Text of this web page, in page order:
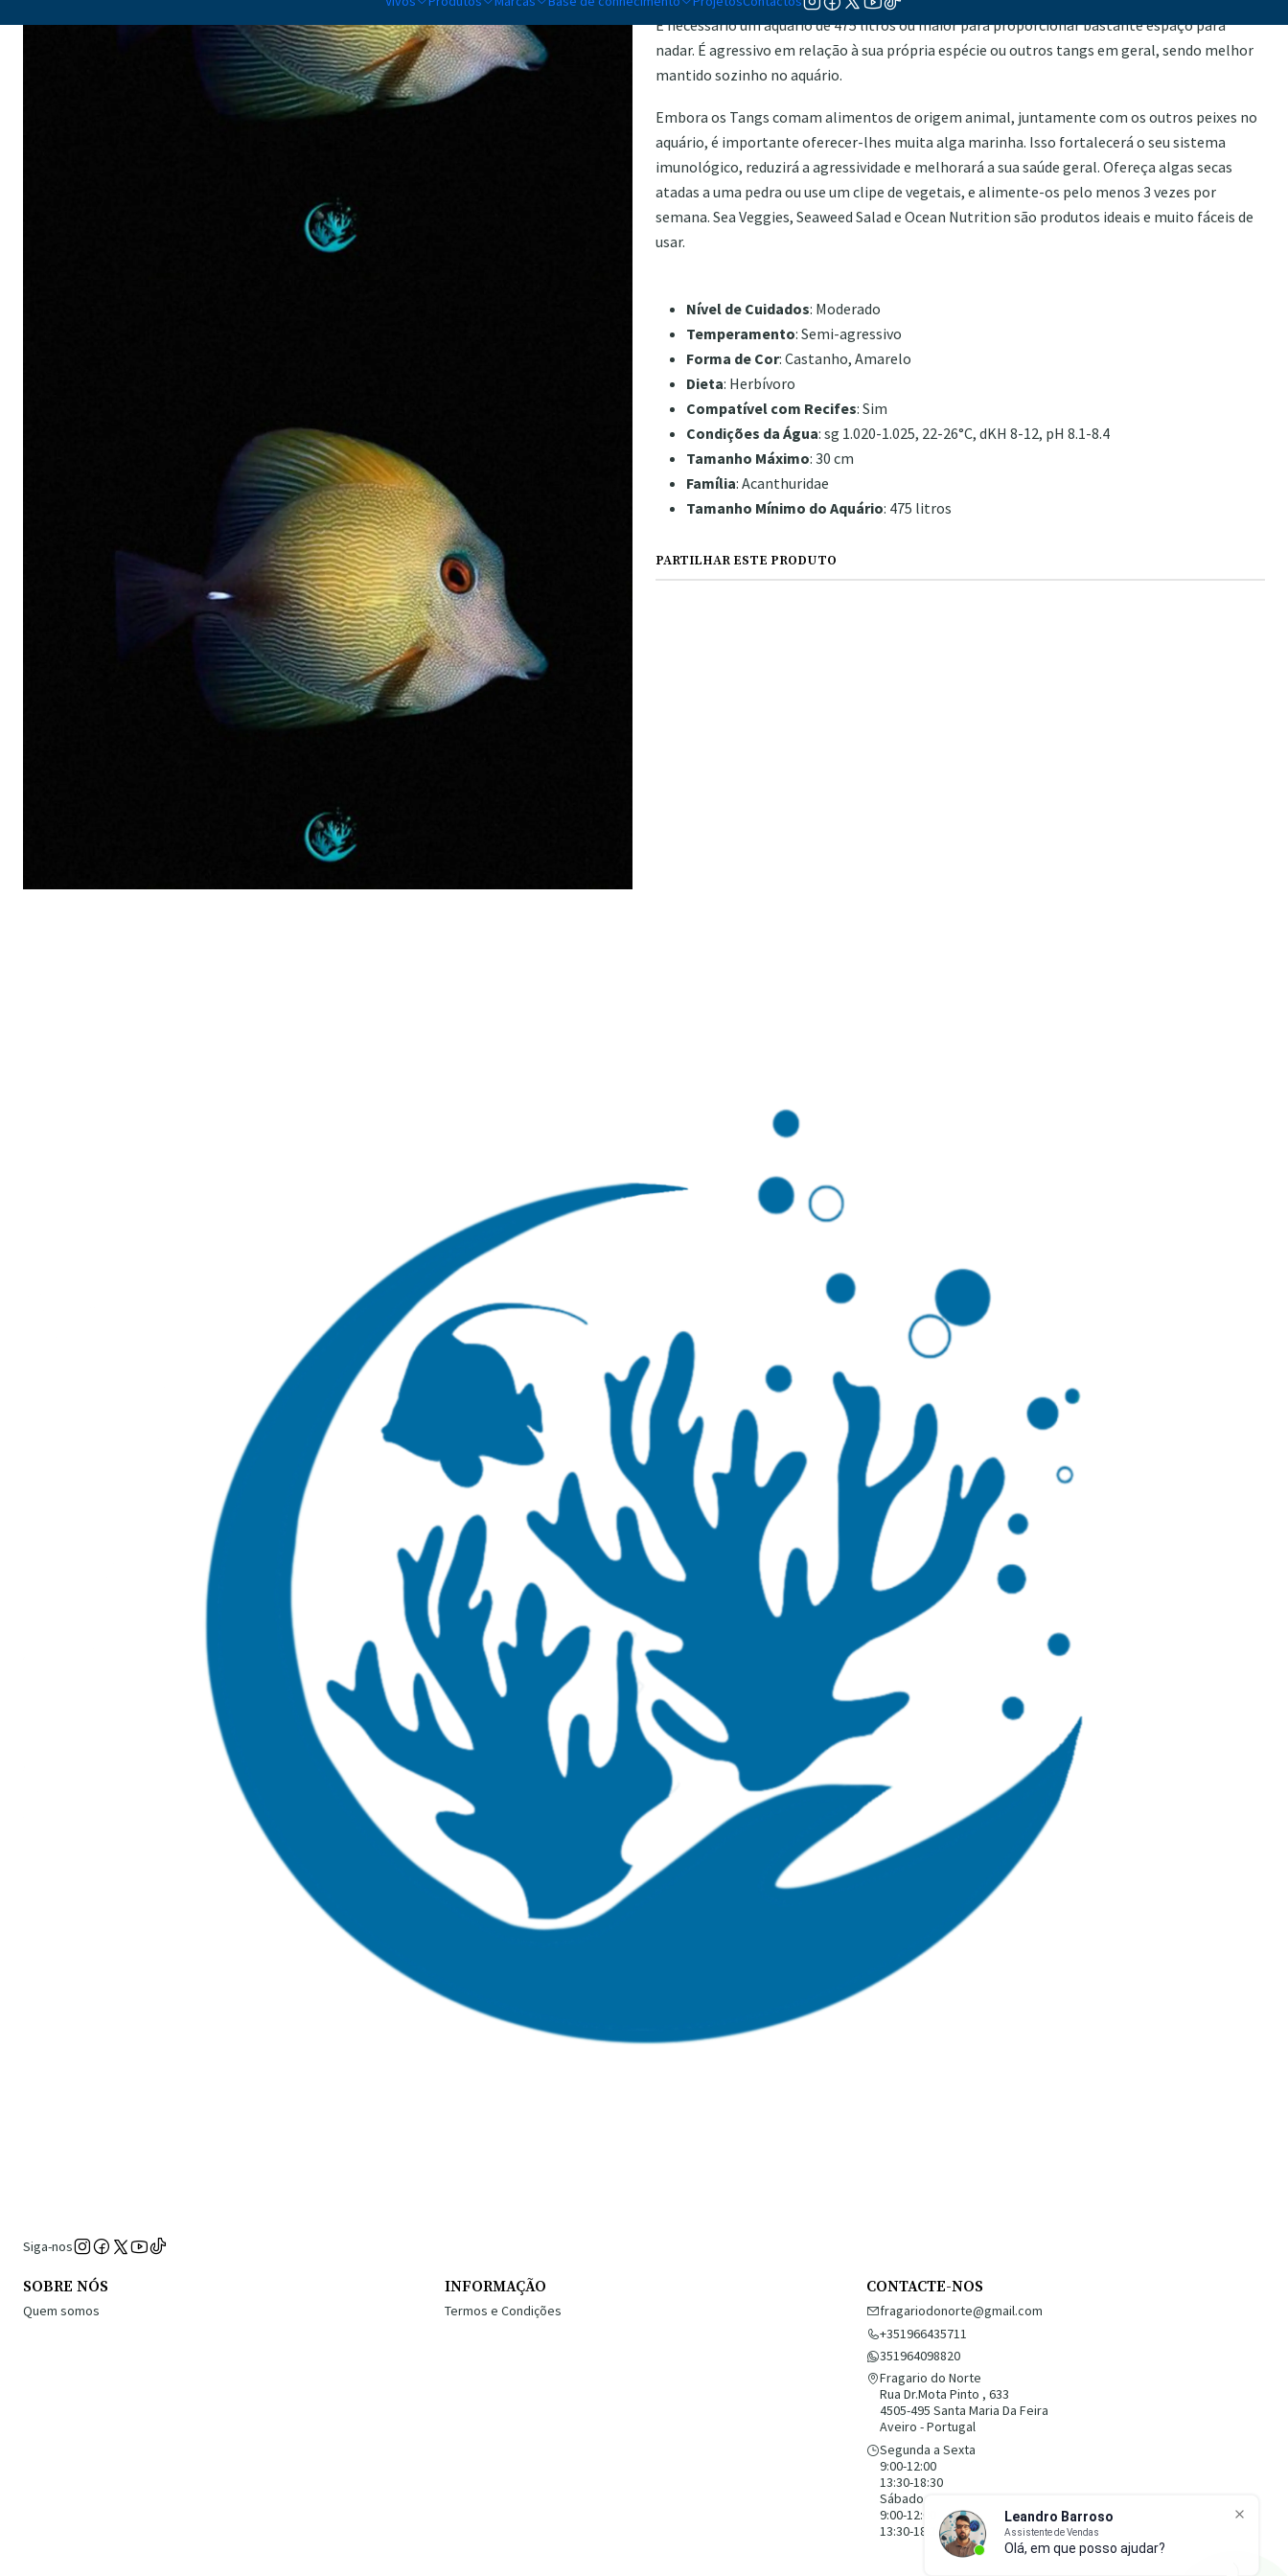
É necessário um aquário de 475 litros ou maior para proporcionar bastante espaço para
nadar. É agressivo em relação à sua própria espécie ou outros tangs em geral, sendo melhor
mantido sozinho no aquário.
Embora os Tangs comam alimentos de origem animal, juntamente com os outros peixes no
aquário, é importante oferecer-lhes muita alga marinha. Isso fortalecerá o seu sistema
imunológico, reduzirá a agressividade e melhorará a sua saúde geral. Ofereça algas secas
atadas a uma pedra ou use um clipe de vegetais, e alimente-os pelo menos 3 vezes por
semana. Sea Veggies, Seaweed Salad e Ocean Nutrition são produtos ideais e muito fáceis de
usar.
Nível de Cuidados: Moderado
Temperamento: Semi-agressivo
Forma de Cor: Castanho, Amarelo
Dieta: Herbívoro
Compatível com Recifes: Sim
Condições da Água: sg 1.020-1.025, 22-26°C, dKH 8-12, pH 8.1-8.4
Tamanho Máximo: 30 cm
Família: Acanthuridae
Tamanho Mínimo do Aquário: 475 litros
PARTILHAR ESTE PRODUTO
Siga-nos
SOBRE NÓS
Quem somos
INFORMAÇÃO
Termos e Condições
CONTACTE-NOS
fragariodonorte@gmail.com
+351966435711
351964098820
Fragario do Norte
Rua Dr.Mota Pinto , 633
4505-495 Santa Maria Da Feira
Aveiro - Portugal
Segunda a Sexta
9:00-12:00
13:30-18:30
Sábado
9:00-12:00
13:30-18:30